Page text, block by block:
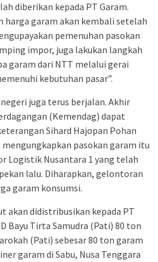
diberikan kepada PT Garam.
garam akan kembali setelah
pemenuhan pasokan
impor, juga lakukan langkah
garam dari NTT melalui gerai
kebutuhan pasar”.
juga terus berjalan. Akhir
(Kemendag) dapat
Sihard Hajopan Pohan
pasokan garam itu
Logistik Nusantara 1 yang telah
lalu. Diharapkan, gelontoran
garam konsumsi.
akan didistribusikan kepada PT
Bayu Tirta Samudra (Pati) 80 ton
(Pati) sebesar 80 ton garam
garam di Sabu, Nusa Tenggara